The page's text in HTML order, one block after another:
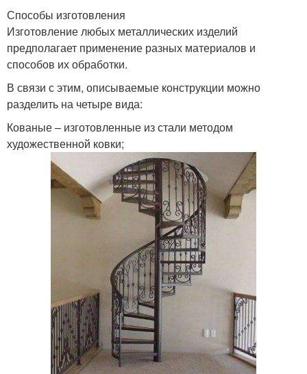
Способы изготовления
Изготовление любых металлических изделий
предполагает применение разных материалов и
способов их обработки.
В связи с этим, описываемые конструкции можно
разделить на четыре вида:
Кованые – изготовленные из стали методом
художественной ковки;